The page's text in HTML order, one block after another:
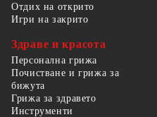
Отдих на открито
Игри на закрито
Здраве и красота
Персонална грижа
Почистване и грижа за
бижута
Грижа за здравето
Инструменти